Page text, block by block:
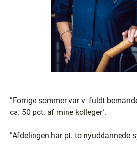
”Forrige sommer var vi fuldt
ca. 50 pct. af mine kolleger”.
”Afdelingen har pt. to nyuddannede